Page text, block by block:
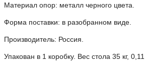
Материал опор: металл черного цвета.
Форма поставки: в разобранном виде.
Производитель: Россия.
Упакован в 1 коробку. Вес стола 35 кг,